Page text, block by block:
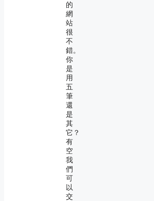
的
網
站
很
不
錯。
你
是
用
五
筆
還
是
其
它？
有
空
我
們
可
以
交